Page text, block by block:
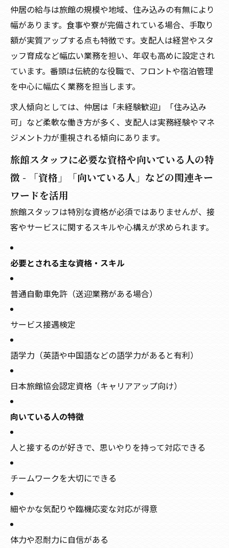
仲居の給与は旅館の規模や地域、住み込みの有無により
幅があります。食事や寮が完備されている場合、手取り
額が実質アップする点も特徴です。支配人は経営やスタ
ッフ育成など幅広い業務を担い、年収も高めに設定され
ています。番頭は伝統的な役職で、フロントや宿泊管理
を中心に幅広く業務を担当します。
求人傾向としては、仲居は「未経験歓迎」「住み込み
可」など柔軟な働き方が多く、支配人は実務経験やマネ
ジメント力が重視される傾向にあります。
旅館スタッフに必要な資格や向いている人の特
徴 - 「資格」「向いている人」などの関連キー
ワードを活用
旅館スタッフは特別な資格が必須ではありませんが、接
客やサービスに関するスキルや心構えが求められます。
必要とされる主な資格・スキル
普通自動車免許（送迎業務がある場合）
サービス接遇検定
語学力（英語や中国語などの語学力があると有利）
日本旅館協会認定資格（キャリアアップ向け）
向いている人の特徴
人と接するのが好きで、思いやりを持って対応できる
チームワークを大切にできる
細やかな気配りや臨機応変な対応が得意
体力や忍耐力に自信がある